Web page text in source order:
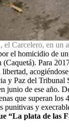
el Carcelero, en un
el homicidio de
Para
y Paz del Tribunal
junio de ese año.
que superan los
punitivas y
“La plata de las